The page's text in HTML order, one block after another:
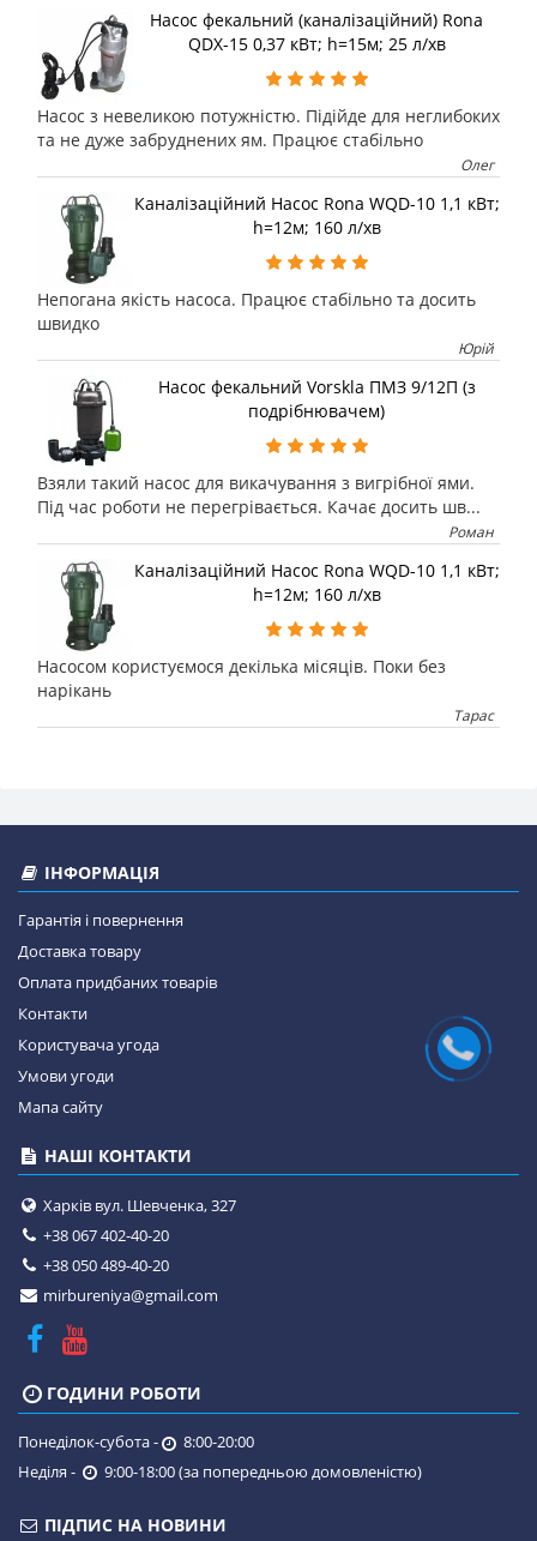
Насос фекальний (каналізаційний) Rona
QDX-15 0,37 кВт; h=15м; 25 л/хв
Насос з невеликою потужністю. Підійде для неглибоких
та не дуже забруднених ям. Працює стабільно
Олег
Каналізаційний Насос Rona WQD-10 1,1 кВт;
h=12м; 160 л/хв
Непогана якість насоса. Працює стабільно та досить
швидко
Юрій
Насос фекальний Vorskla ПМЗ 9/12П (з
подрібнювачем)
Взяли такий насос для викачування з вигрібної ями.
Під час роботи не перегрівається. Качає досить шв...
Роман
Каналізаційний Насос Rona WQD-10 1,1 кВт;
h=12м; 160 л/хв
Насосом користуємося декілька місяців. Поки без
нарікань
Тарас
ІНФОРМАЦІЯ
Гарантія і повернення
Доставка товару
Оплата придбаних товарів
Контакти
Користувача угода
Умови угоди
Мапа сайту
НАШІ КОНТАКТИ
Харків вул. Шевченка, 327
+38 067 402-40-20
+38 050 489-40-20
mirbureniya@gmail.com
ГОДИНИ РОБОТИ
Понеділок-субота -
8:00-20:00
Неділя -
9:00-18:00 (за попередньою домовленістю)
ПІДПИС НА НОВИНИ